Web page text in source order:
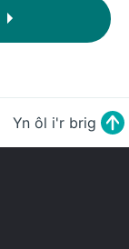
Yn ôl i'r brig